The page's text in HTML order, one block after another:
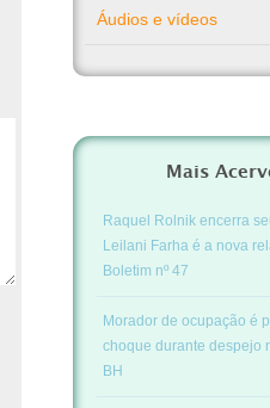
Áudios e vídeos
Mais
Raquel Rolnik encerra
Leilani Farha é a nova
Boletim nº 47
Morador de ocupação é
choque durante despejo
BH